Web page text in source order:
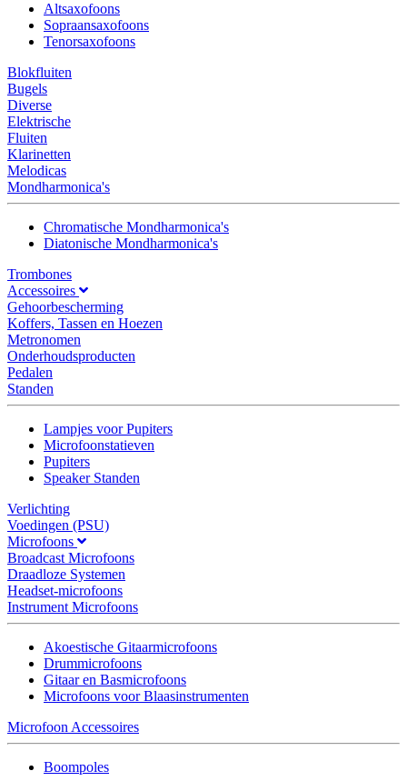
Altsaxofoons
Sopraansaxofoons
Tenorsaxofoons
Blokfluiten
Bugels
Diverse
Elektrische
Fluiten
Klarinetten
Melodicas
Mondharmonica's
Chromatische Mondharmonica's
Diatonische Mondharmonica's
Trombones
Accessoires
Gehoorbescherming
Koffers, Tassen en Hoezen
Metronomen
Onderhoudsproducten
Pedalen
Standen
Lampjes voor Pupiters
Microfoonstatieven
Pupiters
Speaker Standen
Verlichting
Voedingen (PSU)
Microfoons
Broadcast Microfoons
Draadloze Systemen
Headset-microfoons
Instrument Microfoons
Akoestische Gitaarmicrofoons
Drummicrofoons
Gitaar en Basmicrofoons
Microfoons voor Blaasinstrumenten
Microfoon Accessoires
Boompoles